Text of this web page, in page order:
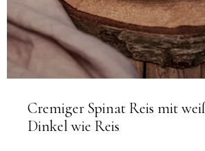
Cremiger Spinat Reis mit
Dinkel wie Reis